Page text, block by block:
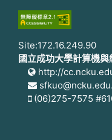
Site:172.16.249.90
國立成功大學計算機與
http://
(06)275-7575